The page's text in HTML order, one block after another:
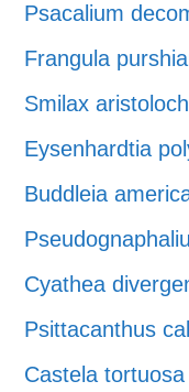
Psacalium
Frangula
Smilax
Eysenhardtia
Buddleia
Cyathea
Psittacanthus
Castela